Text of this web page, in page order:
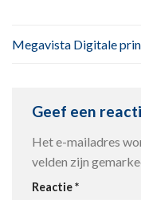
Megavista Digitale
Geef een
Het e-mailadres
velden zijn
Reactie*